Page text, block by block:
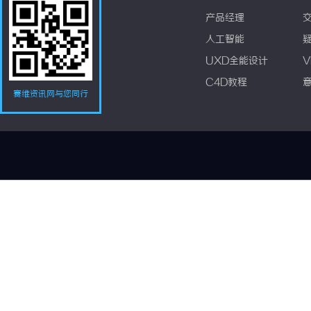
赛维资讯网与您同行
产品经理
人工智能
UXD全能设计
C4D教程